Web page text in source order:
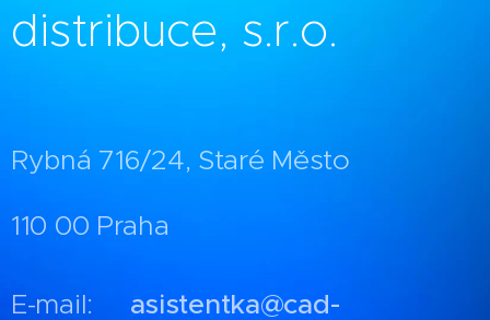
distribuce, s.r.o.
Rybná 716/24, Staré Město
110 00 Praha
E-mail: asistentka@cad-